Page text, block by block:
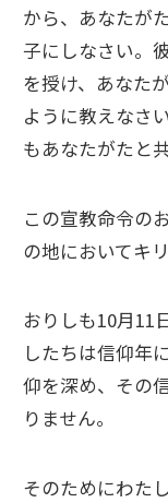
から、あなたが
子にしなさい。
を授け、あなた
ように教えなさ
もあなたがたと
この宣教命令の
の地においてキ
おりしも10月11
したちは信仰年
仰を深め、その
りません。
そのためにわた